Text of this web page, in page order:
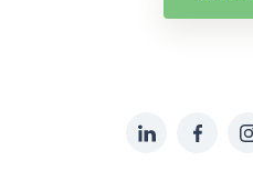
LinkedIn